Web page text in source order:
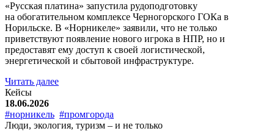
«Русская платина» запустила рудоподготовку
на обогатительном комплексе Черногорского ГОКа в
Норильске. В «Норникеле» заявили, что не только
приветствуют появление нового игрока в НПР, но и
предоставят ему доступ к своей логистической,
энергетической и сбытовой инфраструктуре.
Читать далее
Кейсы
18.06.2026
#норникель #промгорода
Люди, экология, туризм – и не только